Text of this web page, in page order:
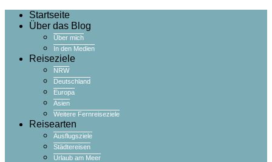
Startseite
Über das Blog
Über mich
In den Medien
Reiseziele
NRW
Deutschland
Europa
Asien
Weitere Fernreiseziele
Reisearten
Ausflugsziele
Städtereisen
Urlaub am Meer